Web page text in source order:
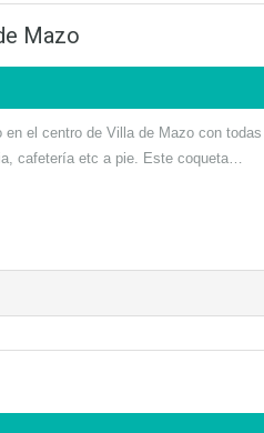
Mazo
en el centro de Villa de Mazo con
cafetería etc a pie. Este coqueta…